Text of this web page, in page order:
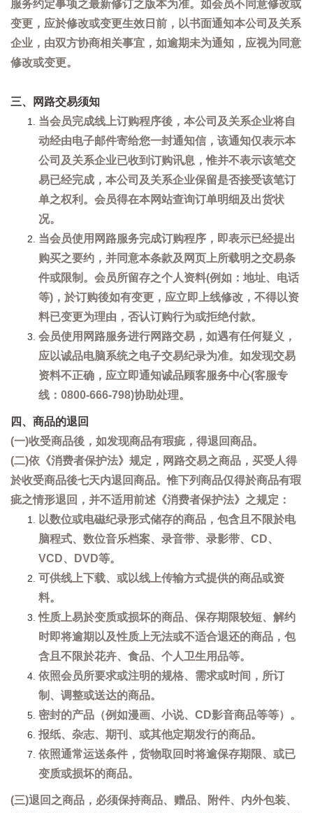
服务约定事项之最新修订之版本为准。如会员不同意修改或
变更，应於修改或变更生效日前，以书面通知本公司及关系
企业，由双方协商相关事宜，如逾期未为通知，应视为同意
修改或变更。
三、网路交易须知
当会员完成线上订购程序後，本公司及关系企业将自
动经由电子邮件寄给您一封通知信，该通知仅表示本
公司及关系企业已收到订购讯息，惟并不表示该笔交
易已经完成，本公司及关系企业保留是否接受该笔订
单之权利。会员得在本网站查询订单明细及出货状
况。
当会员使用网路服务完成订购程序，即表示已经提出
购买之要约，并同意本条款及网页上所载明之交易条
件或限制。会员所留存之个人资料(例如：地址、电话
等)，於订购後如有变更，应立即上线修改，不得以资
料已变更为理由，否认订购行为或拒绝付款。
会员使用网路服务进行网路交易，如遇有任何疑义，
应以诚品电脑系统之电子交易纪录为准。如发现交易
资料不正确，应立即通知诚品顾客服务中心(客服专
线：0800-666-798)协助处理。
四、商品的退回
(一)收受商品後，如发现商品有瑕疵，得退回商品。
(二)依《消费者保护法》规定，网路交易之商品，买受人得
於收受商品後七天内退回商品。惟下列商品仅得於商品有瑕
疵之情形退回，并不适用前述《消费者保护法》之规定：
以数位或电磁纪录形式储存的商品，包含且不限於电
脑程式、数位音乐档案、录音带、录影带、CD、
VCD、DVD等。
可供线上下载、或以线上传输方式提供的商品或资
料。
性质上易於变质或损坏的商品、保存期限较短、解约
时即将逾期以及性质上无法或不适合退还的商品，包
含且不限於花卉、食品、个人卫生用品等。
依照会员所要求或注明的规格、需求或时间，所订
制、调整或送达的商品。
密封的产品（例如漫画、小说、CD影音商品等等）。
报纸、杂志、期刊、或其他定期发行的商品。
依照通常运送条件，货物取回时将逾保存期限、或已
变质或损坏的商品。
(三)退回之商品，必须保持商品、赠品、附件、内外包装、